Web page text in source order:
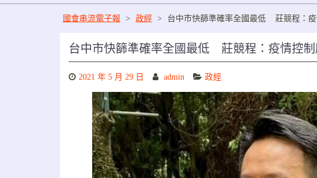
國會串流電子報 > 政經 > 台中市快篩準確率全國最低 莊競程：
台中市快篩準確率全國最低 莊競程：疫情控
2021 年 5 月 29 日 admin 政經